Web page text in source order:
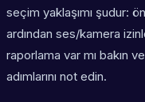
seçim yaklaşımı şudur:
ardından ses/kamera
raporlama var mı bakın
adımlarını not edin.